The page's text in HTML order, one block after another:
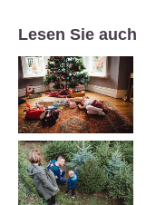
Lesen Sie auch